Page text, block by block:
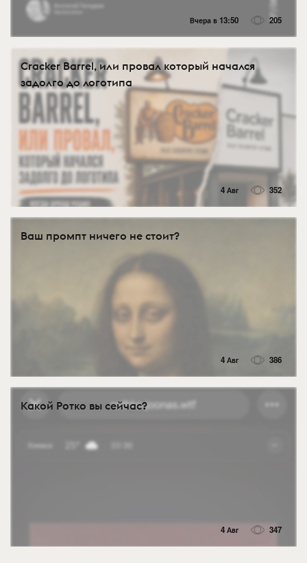
Вчера в 13:50 205
Cracker Barrel, или провал который начался
задолго до логотипа
4 Авг 352
Ваш промпт ничего не стоит?
4 Авг 386
Какой Ротко вы сейчас?
4 Авг 347